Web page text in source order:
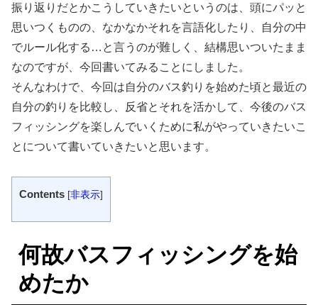
振り返りだとかこうしていきたいというのは、頭にパッと
思いつくものの、なかなかそれを言語化したり、自分の中
でルール化する…と言うのが難しく、結構思いついたまま
なのですが、今回書いてみることにしました。
そんなわけで、今回は自分のバス釣りを始めた頃と最近の
自分の釣りを比較し、反省とそれを活かして、今後のバス
フィッシングを楽しんでいくために私がやっていきたいこ
とについて書いていきたいと思います。
Contents [非表示]
何故バスフィッシングを始
めたか